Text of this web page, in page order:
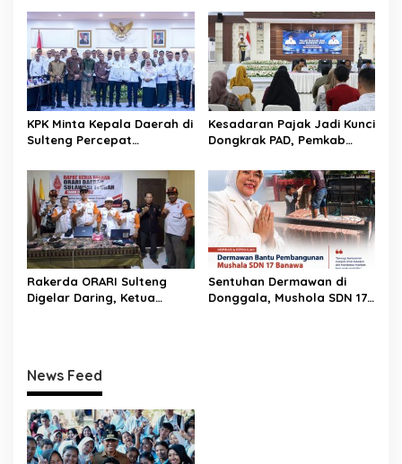
“Tak Boleh Ada Wilayah
yang Tertinggal”
Pengadaan Barang dan
Jasa
KPK Minta Kepala Daerah di
Sulteng Percepat
Hafid: Kepastian Lahan
Penentu Investasi
Kesadaran Pajak Jadi Kunci
Dongkrak PAD, Pemkab
Wajib Pajak
Rakerda ORARI Sulteng
Digelar Daring, Ketua
Sentuhan Dermawan di
Donggala, Mushola SDN 17
News Feed